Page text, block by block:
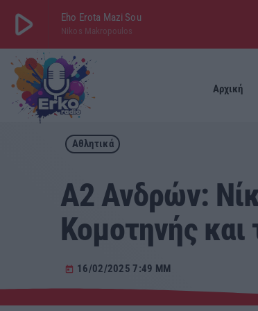
play_arrow Eho Erota Mazi Sou
Nikos Makropoulos
play_arrow ΕΡΚΟ
LIVE
Αρχική
Αθλητικά
Α2 Ανδρών:
Κομοτηνής και
today 16/02/2025 7:49 ΜΜ